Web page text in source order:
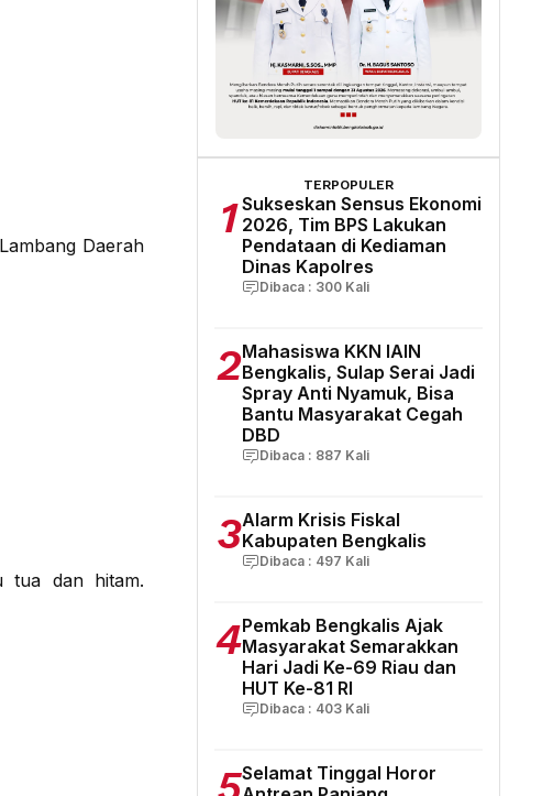
Daerah
tua dan hitam.
TERPOPULER
1 Sukseskan Sensus Ekonomi
2026, Tim BPS Lakukan
Pendataan di Kediaman
Dinas Kapolres
Dibaca : 300 Kali
2Mahasiswa KKN IAIN
Bengkalis, Sulap Serai Jadi
Spray Anti Nyamuk, Bisa
Bantu Masyarakat Cegah
DBD
Dibaca : 887 Kali
3Alarm Krisis Fiskal
Kabupaten Bengkalis
Dibaca : 497 Kali
4Pemkab Bengkalis Ajak
Masyarakat Semarakkan
Hari Jadi Ke-69 Riau dan
HUT Ke-81 RI
Dibaca : 403 Kali
Selamat Tinggal Horor